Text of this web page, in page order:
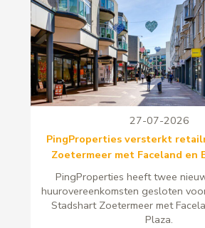
27-07-2026
PingProperties versterkt
Zoetermeer met Faceland en
PingProperties heeft twee
huurovereenkomsten gesloten
Stadshart Zoetermeer met
Plaza.